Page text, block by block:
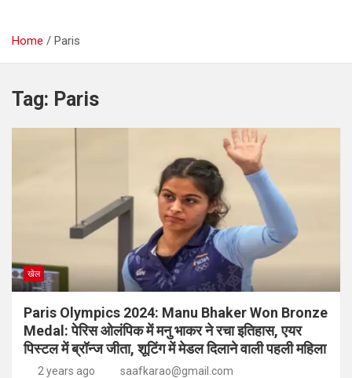
Home Paris
Tag: Paris
खेल
Paris Olympics 2024: Manu Bhaker Won Bronze
Medal: पेरिस ओलंपिक में मनु भाकर ने रचा इतिहास, एयर
पिस्टल में ब्रॉन्ज जीता, शूटिंग में मेडल दिलाने वाली पहली महिला
2 years ago saafkarao@gmail.com